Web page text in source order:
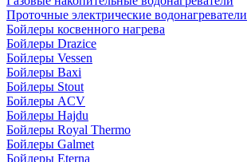
Проточные электрические водонагреватели
Бойлеры косвенного нагрева
Бойлеры Drazice
Бойлеры Vessen
Бойлеры Baxi
Бойлеры Stout
Бойлеры ACV
Бойлеры Hajdu
Бойлеры Royal Thermo
Бойлеры Galmet
Бойлеры Eterna